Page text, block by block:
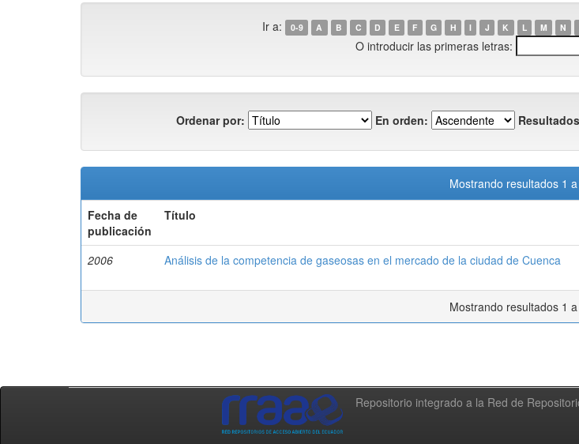
Ir a: 0-9 A B C D E F G H I J K L M N
O introducir las primeras letras:
Ordenar por: En orden:
Mostrando resultados 1
Fecha de
publicación
Título
2006 Análisis de la competencia de gaseosas en el mercado de la ciudad de Cuenca
Mostrando resultados 1
Repositorio integrado a la Red de